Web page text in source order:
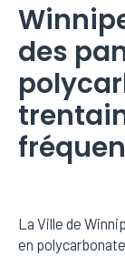
des
La Ville de
en